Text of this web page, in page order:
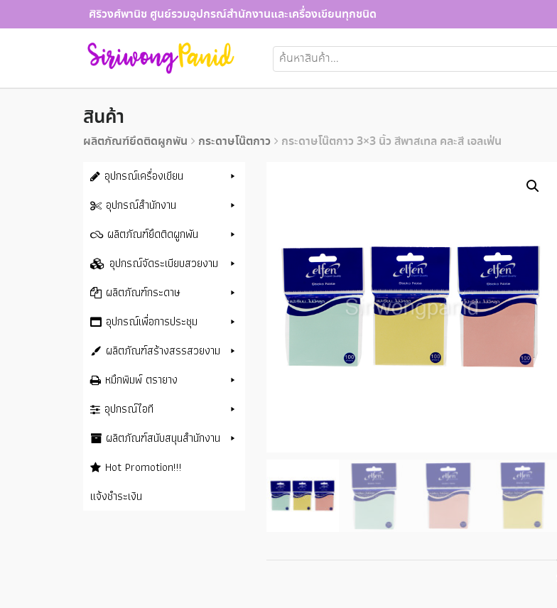
to
ศิริวงศ์พานิช ศูนย์รวมอุปกรณ์สำนักงานและเครื่องเขียนทุกชนิด
ค้นหา:
สินค้า
ผลิตภัณฑ์ยึดติดผูกพัน กระดาษโน๊ตกาว กระดาษโน๊ตกาว 3×3 นิ้ว สีพาสเทล คละสี เอลเฟ่น
อุปกรณ์เครื่องเขียน
อุปกรณ์สำนักงาน
ผลิตภัณฑ์ยึดติดผูกพัน
อุปกรณ์จัดระเบียบสวยงาม
ผลิตภัณฑ์กระดาษ
อุปกรณ์เพื่อการประชุม
ผลิตภัณฑ์สร้างสรรสวยงาม
หมึกพิมพ์ ตรายาง
อุปกรณ์ไอที
ผลิตภัณฑ์สนับสนุนสำนักงาน
Hot Promotion!!!
แจ้งชำระเงิน